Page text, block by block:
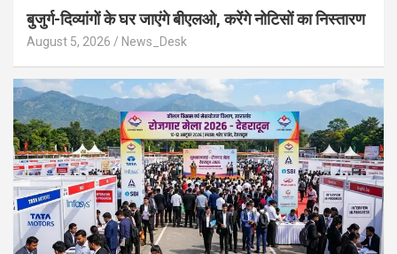
बुजुर्ग-दिव्यांगों के घर जाएंगे बीएलओ, करेंगे नोटिसों का निस्तारण
August 5, 2026 News_Desk